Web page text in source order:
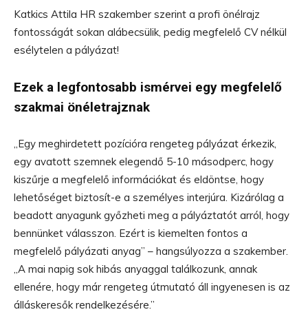
Katkics Attila HR szakember szerint a profi önélrajz
fontosságát sokan alábecsülik, pedig megfelelő CV nélkül
esélytelen a pályázat!
Ezek a legfontosabb ismérvei egy megfelelő
szakmai önéletrajznak
„Egy meghirdetett pozícióra rengeteg pályázat érkezik,
egy avatott szemnek elegendő 5-10 másodperc, hogy
kiszűrje a megfelelő információkat és eldöntse, hogy
lehetőséget biztosít-e a személyes interjúra. Kizárólag a
beadott anyagunk győzheti meg a pályáztatót arról, hogy
bennünket válasszon. Ezért is kiemelten fontos a
megfelelő pályázati anyag” – hangsúlyozza a szakember.
„A mai napig sok hibás anyaggal találkozunk, annak
ellenére, hogy már rengeteg útmutató áll ingyenesen is az
álláskeresők rendelkezésére.”